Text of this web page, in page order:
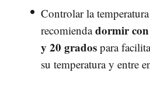
Controlar la
recomiendadormir
y 20 grados para
su temperatura y entre